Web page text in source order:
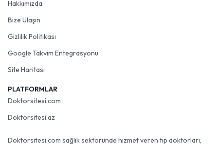
Hakkımızda
Bize Ulaşın
Gizlilik Politikası
Google Takvim Entegrasyonu
Site Haritası
PLATFORMLAR
Doktorsitesi.com
Doktorsitesi.az
Doktorsitesi.com sağlık sektöründe hizmet veren tıp doktorları,